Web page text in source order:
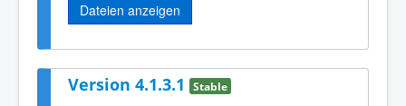
Dateien anzeigen
Version 4.1.3.1 Stable